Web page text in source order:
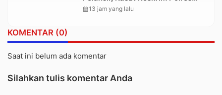
Toraja Utara: Proses Hukum
calendar_month13 jam yang lalu
KOMENTAR (0)
Saat ini belum ada komentar
Silahkan tulis komentar Anda